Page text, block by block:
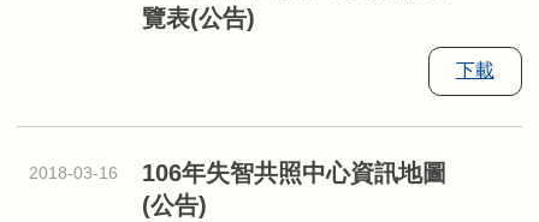
覽表(公告)
下載
2018-03-16
106年失智共照中心資訊地圖
(公告)